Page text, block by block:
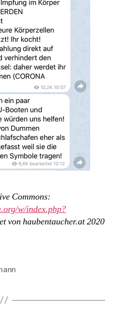
Commons:
w/index.php?
von haubentaucher.at 2020